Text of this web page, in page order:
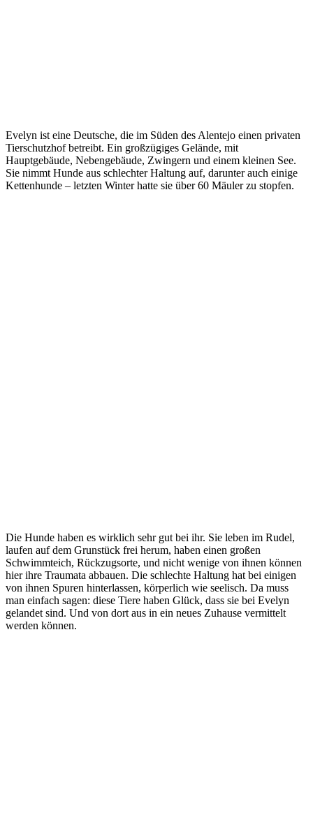
Evelyn ist eine Deutsche, die im Süden des Alentejo einen privaten
Tierschutzhof betreibt. Ein großzügiges Gelände, mit
Hauptgebäude, Nebengebäude, Zwingern und einem kleinen See.
Sie nimmt Hunde aus schlechter Haltung auf, darunter auch einige
Kettenhunde – letzten Winter hatte sie über 60 Mäuler zu stopfen.
Die Hunde haben es wirklich sehr gut bei ihr. Sie leben im Rudel,
laufen auf dem Grunstück frei herum, haben einen großen
Schwimmteich, Rückzugsorte, und nicht wenige von ihnen können
hier ihre Traumata abbauen. Die schlechte Haltung hat bei einigen
von ihnen Spuren hinterlassen, körperlich wie seelisch. Da muss
man einfach sagen: diese Tiere haben Glück, dass sie bei Evelyn
gelandet sind. Und von dort aus in ein neues Zuhause vermittelt
werden können.